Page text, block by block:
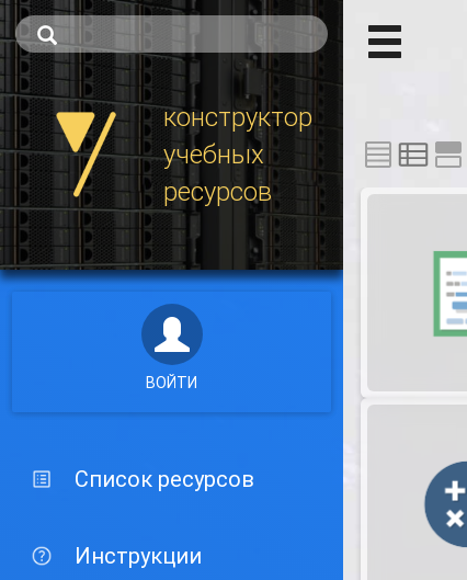
конструктор
учебных
ресурсов
ВОЙТИ
Список ресурсов
Инструкции